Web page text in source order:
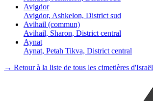
Avigdor
Avigdor, Ashkelon, District sud
Avihail (commun)
Avihail, Sharon, District central
Aynat
Aynat, Petah Tikva, District central
→ Retour à la liste de tous les cimetières d'Israël